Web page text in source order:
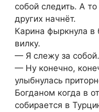
собой следить. А
других начнёт.
Карина фыркнула в
вилку.
— Я слежу за собой.
— Ну конечно,
улыбнулась
Богданом когда в
собирается в